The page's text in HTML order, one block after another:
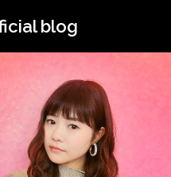
blog